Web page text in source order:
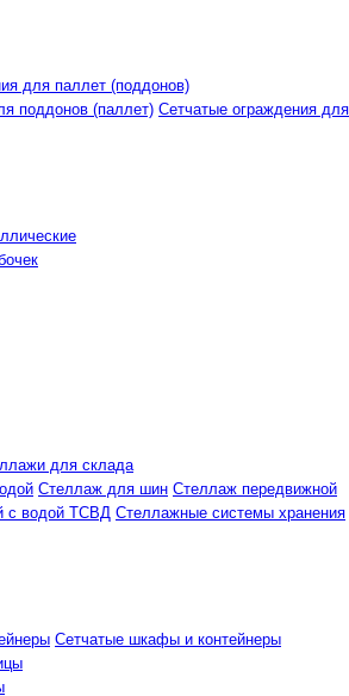
для паллет (поддонов)
поддонов (паллет) Сетчатые ограждения для
для склада
Стеллаж для шин Стеллаж передвижной
с водой ТСВД Стеллажные системы хранения
Сетчатые шкафы и контейнеры